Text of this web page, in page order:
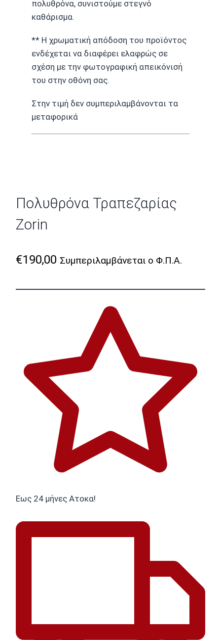
πολυθρόνα, συνιστούμε στεγνό
καθάρισμα.
** Η χρωματική απόδοση του προϊόντος
ενδέχεται να διαφέρει ελαφρώς σε
σχέση με την φωτογραφική απεικόνισή
του στην οθόνη σας.
Στην τιμή δεν συμπεριλαμβάνονται τα
μεταφορικά
Πολυθρόνα Τραπεζαρίας
Zorin
€190,00 Συμπεριλαμβάνεται ο Φ.Π.Α.
Εως 24 μήνες Ατοκα!